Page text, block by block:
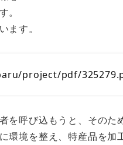
。
ます。
project/pdf/
を呼び込もうと、そのた
環境を整え、特産品を加